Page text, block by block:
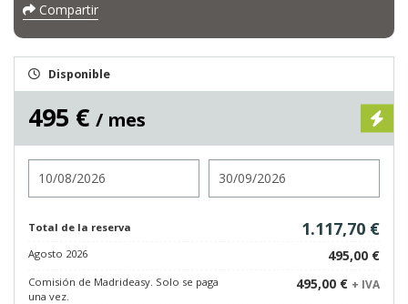
Compartir
Disponible
495 € / mes
Total de la reserva 1.117,70 €
Agosto 2026 495,00 €
Comisión de Madrideasy. Solo se paga
una vez.
495,00 € + IVA